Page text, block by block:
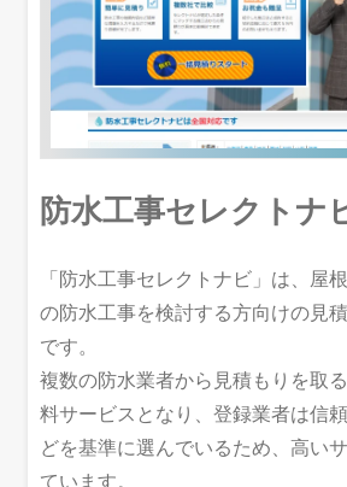
防水工事セレクトナ
「防水工事セレクトナビ」は、屋
の防水工事を検討する方向けの見
です。
複数の防水業者から見積もりを取
料サービスとなり、登録業者は信
どを基準に選んでいるため、高い
ています。